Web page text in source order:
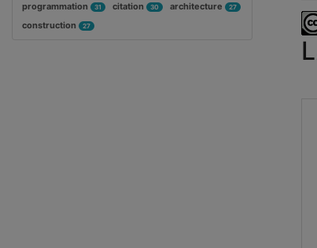
programmation 31 citation 30 architecture 27
construction 27